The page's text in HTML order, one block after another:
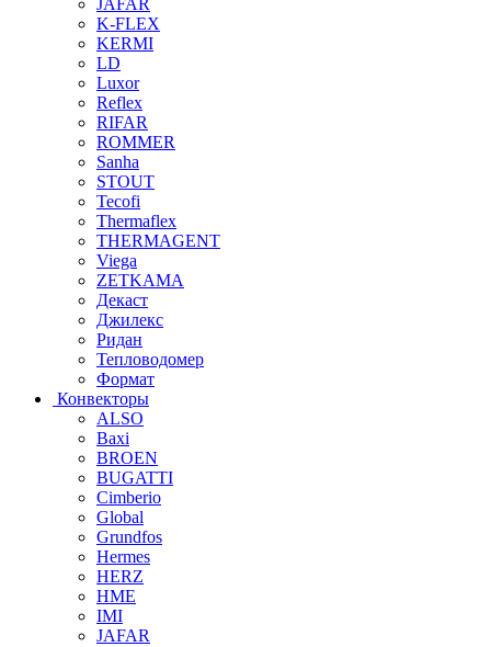
K-FLEX
KERMI
LD
Luxor
Reflex
RIFAR
ROMMER
Sanha
STOUT
Tecofi
Thermaflex
THERMAGENT
Viega
ZETKAMA
Декаст
Джилекс
Ридан
Тепловодомер
Формат
Конвекторы
ALSO
Baxi
BROEN
BUGATTI
Cimberio
Global
Grundfos
Hermes
HERZ
HME
IMI
JAFAR